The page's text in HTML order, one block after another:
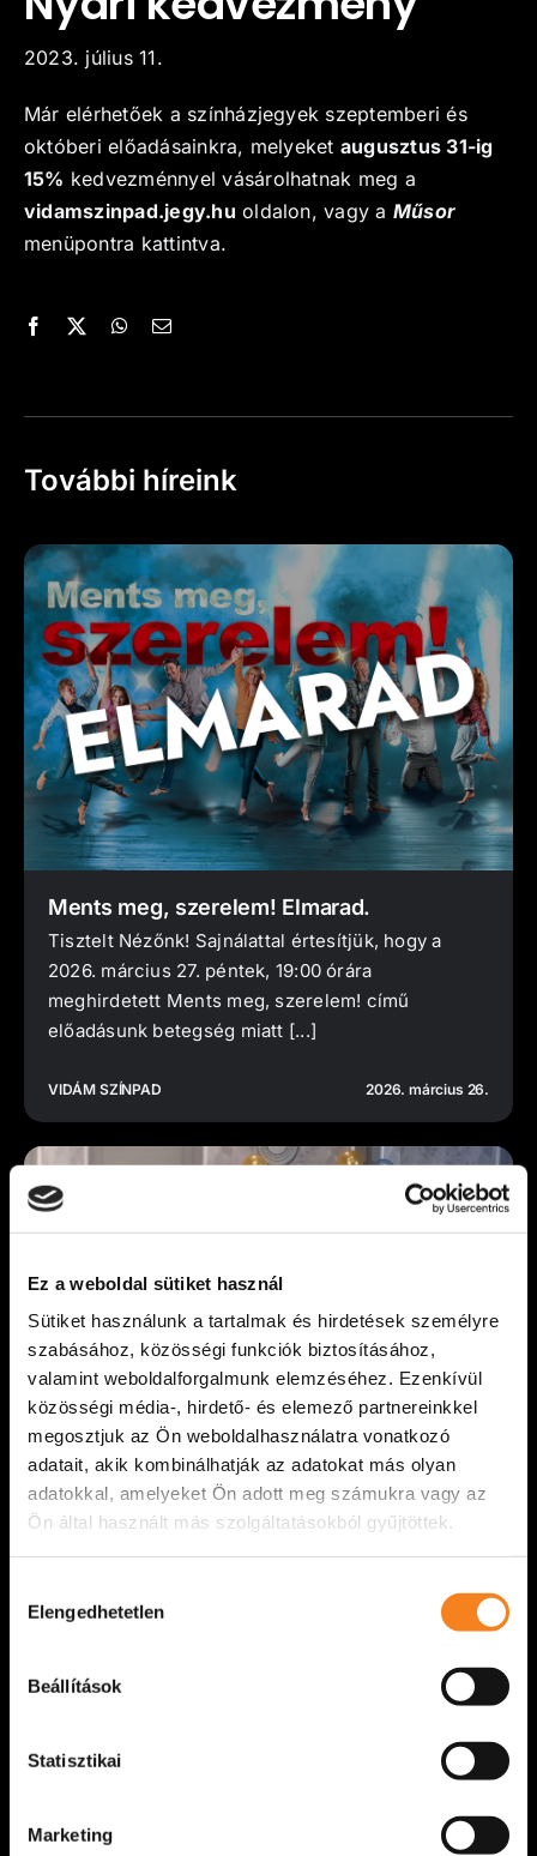
Ez a weboldal sütiket használ
Sütiket használunk a tartalmak és hirdetések személyre
szabásához, közösségi funkciók biztosításához,
valamint weboldalforgalmunk elemzéséhez. Ezenkívül
közösségi média-, hirdető- és elemező partnereinkkel
megosztjuk az Ön weboldalhasználatra vonatkozó
adatait, akik kombinálhatják az adatokat más olyan
adatokkal, amelyeket Ön adott meg számukra vagy az
Ön által használt más szolgáltatásokból gyűjtöttek.
kiválasztása
Elengedhetetlen
Beállítások
Statisztikai
Marketing
Kapcsolat
2023. július 11.
Már elérhetőek a színházjegyek szeptemberi és
októberi előadásainkra, melyeket augusztus 31-ig
15% kedvezménnyel vásárolhatnak meg a
vidamszinpad.jegy.hu oldalon, vagy a Műsor
menüpontra kattintva.
További híreink
Ments meg, szerelem! Elmarad.
Tisztelt Nézőnk! Sajnálattal értesítjük, hogy a
2026. március 27. péntek, 19:00 órára
meghirdetett Ments meg, szerelem! című
előadásunk betegség miatt [...]
VIDÁM SZÍNPAD 2026. március 26.
Átadtuk az idei Böröndi Tamás-emlékdíjat
át a Böröndi Tamás-emlékdíjat. Az elismerést
VIDÁM SZÍNPAD 2026. március 22.